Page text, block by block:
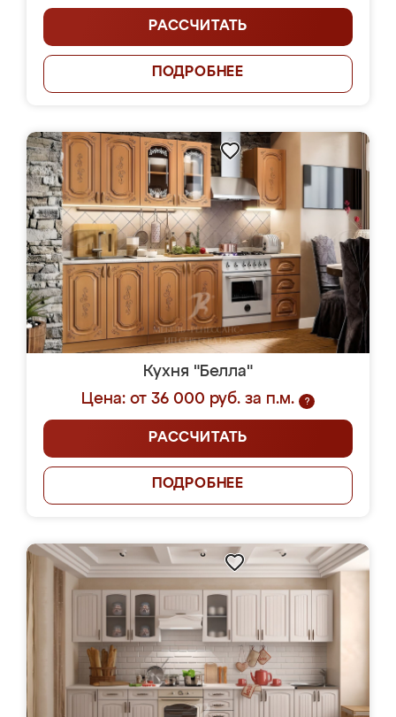
РАССЧИТАТЬ
ПОДРОБНЕЕ
Кухня "Белла"
Цена: от 36 000 руб. за п.м.
?
РАССЧИТАТЬ
ПОДРОБНЕЕ